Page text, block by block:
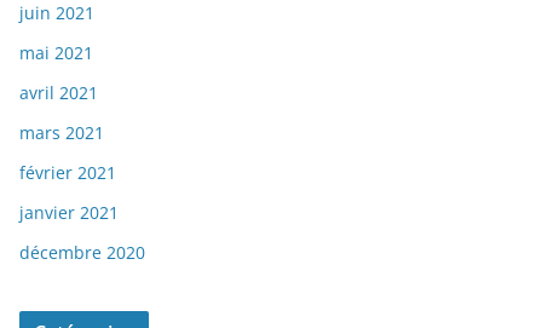
juin 2021
mai 2021
avril 2021
mars 2021
février 2021
janvier 2021
décembre 2020